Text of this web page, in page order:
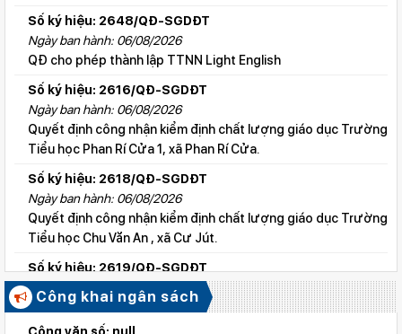
Số ký hiệu: 2648/QĐ-SGDĐT
Ngày ban hành: 06/08/2026
QĐ cho phép thành lập TTNN Light English
Số ký hiệu: 2616/QĐ-SGDĐT
Ngày ban hành: 06/08/2026
Quyết định công nhận kiểm định chất lượng giáo dục Trường
Tiểu học Phan Rí Cửa 1, xã Phan Rí Cửa.
Số ký hiệu: 2618/QĐ-SGDĐT
Ngày ban hành: 06/08/2026
Quyết định công nhận kiểm định chất lượng giáo dục Trường
Tiểu học Chu Văn An , xã Cư Jút.
Số ký hiệu: 2619/QĐ-SGDĐT
Ngày ban hành: 06/08/2026
Quyết định công nhận kiểm định chất lượng giáo dục Trường
Tiểu học Lý Tự Trọng , xã Cư Jút.
Công khai ngân sách